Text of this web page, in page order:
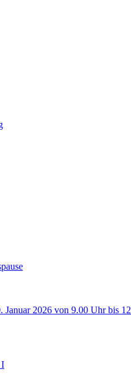
Januar 2026 von 9.00 Uhr bis
I